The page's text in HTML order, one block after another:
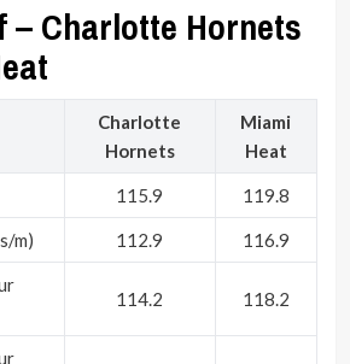
– Charlotte Hornets
Charlotte
Hornets
Miami
Heat
115.9 119.8
m) 112.9 116.9
114.2 118.2